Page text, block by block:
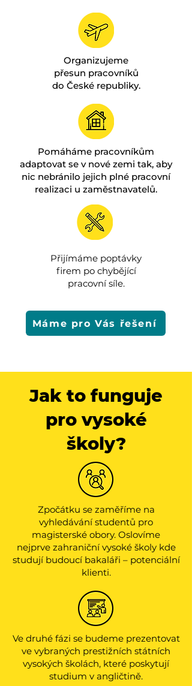
Organizujeme
přesun pracovníků
do České republiky.
Pomáháme pracovníkům
adaptovat se v nové zemi tak, aby
nic nebránilo jejich plné pracovní
realizaci u zaměstnavatelů.
Přijímáme poptávky
firem po chybějící
pracovní síle.
Máme pro Vás řešení
Jak to funguje
pro vysoké
školy?
Zpočátku se zaměříme na
vyhledávání studentů pro
magisterské obory. Oslovíme
nejprve zahraniční vysoké školy kde
studují budoucí bakaláři – potenciální
klienti.
Ve druhé fázi se budeme prezentovat
ve vybraných prestižních státních
vysokých školách, které poskytují
studium v angličtině.